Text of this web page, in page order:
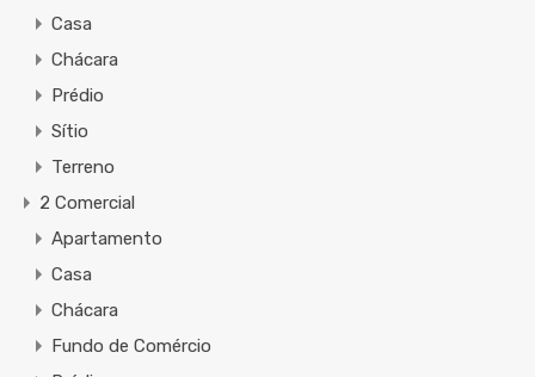
Casa
Chácara
Prédio
Sítio
Terreno
2 Comercial
Apartamento
Casa
Chácara
Fundo de Comércio